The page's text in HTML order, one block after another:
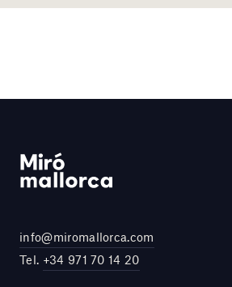
info@miromallorca.com
Tel. +34 971 70 14 20